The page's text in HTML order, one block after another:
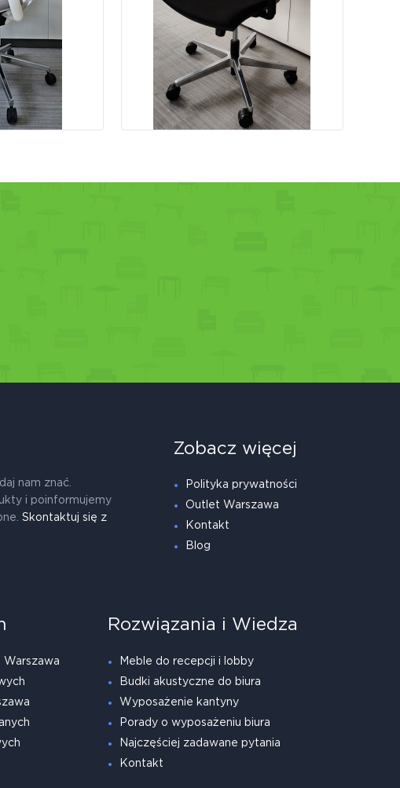
nam znać.
i poinformujemy
Skontaktuj się z
Zobacz więcej
Polityka prywatności
Outlet Warszawa
Kontakt
Blog
Warszawa
Rozwiązania i Wiedza
Meble do recepcji i lobby
Budki akustyczne do biura
Wyposażenie kantyny
Porady o wyposażeniu biura
Najczęściej zadawane pytania
Kontakt